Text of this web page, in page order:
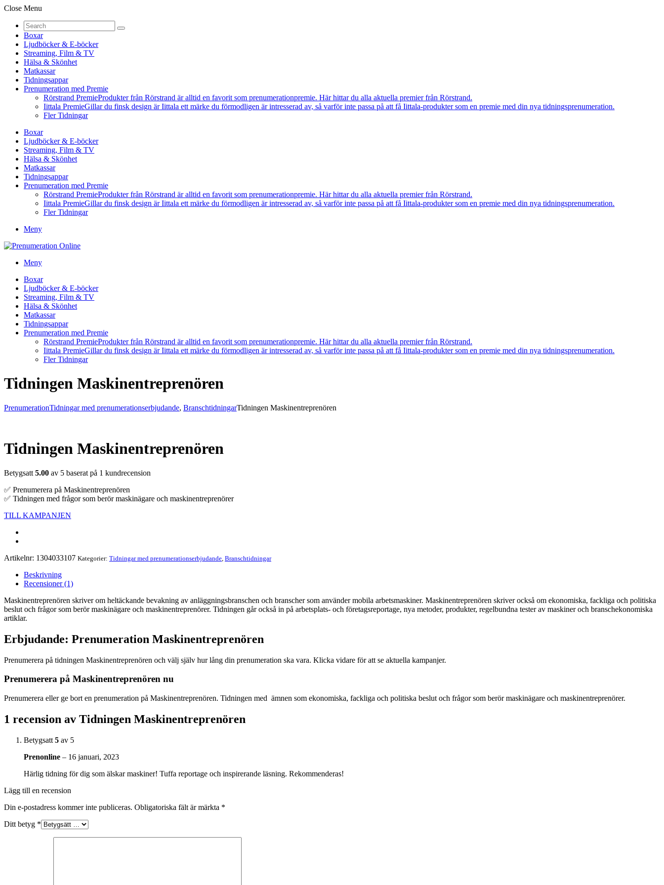
Close Menu
Boxar
Ljudböcker & E-böcker
Streaming, Film & TV
Hälsa & Skönhet
Matkassar
Tidningsappar
Prenumeration med Premie
Rörstrand PremieProdukter från Rörstrand är alltid en favorit som prenumerationpremie. Här hittar du alla aktuella premier från Rörstrand.
Iittala PremieGillar du finsk design är Iittala ett märke du förmodligen är intresserad av, så varför inte passa på att få Iittala-produkter som en premie med din nya tidningsprenumeration.
Fler Tidningar
Boxar
Ljudböcker & E-böcker
Streaming, Film & TV
Hälsa & Skönhet
Matkassar
Tidningsappar
Prenumeration med Premie
Rörstrand PremieProdukter från Rörstrand är alltid en favorit som prenumerationpremie. Här hittar du alla aktuella premier från Rörstrand.
Iittala PremieGillar du finsk design är Iittala ett märke du förmodligen är intresserad av, så varför inte passa på att få Iittala-produkter som en premie med din nya tidningsprenumeration.
Fler Tidningar
Meny
Meny
Boxar
Ljudböcker & E-böcker
Streaming, Film & TV
Hälsa & Skönhet
Matkassar
Tidningsappar
Prenumeration med Premie
Rörstrand PremieProdukter från Rörstrand är alltid en favorit som prenumerationpremie. Här hittar du alla aktuella premier från Rörstrand.
Iittala PremieGillar du finsk design är Iittala ett märke du förmodligen är intresserad av, så varför inte passa på att få Iittala-produkter som en premie med din nya tidningsprenumeration.
Fler Tidningar
Tidningen Maskinentreprenören
PrenumerationTidningar med prenumerationserbjudande, BranschtidningarTidningen Maskinentreprenören
Tidningen Maskinentreprenören
Betygsatt 5.00 av 5 baserat på 1 kundrecension
✅ Prenumerera på Maskinentreprenören
✅ Tidningen med frågor som berör maskinägare och maskinentreprenörer
TILL KAMPANJEN
Artikelnr: 1304033107 Kategorier: Tidningar med prenumerationserbjudande Branschtidningar
Beskrivning
Recensioner (1)
Maskinentreprenören skriver om heltäckande bevakning av anläggningsbranschen och branscher som använder mobila arbetsmaskiner. Maskinentreprenören skriver också om ekonomiska, fackliga och politiska
beslut och frågor som berör maskinägare och maskinentreprenörer. Tidningen går också in på arbetsplats- och företagsreportage, nya metoder, produkter, regelbundna tester av maskiner och branschekonomiska
artiklar.
Erbjudande: Prenumeration Maskinentreprenören
Prenumerera på tidningen Maskinentreprenören och välj själv hur lång din prenumeration ska vara. Klicka vidare för att se aktuella kampanjer.
Prenumerera på Maskinentreprenören nu
Prenumerera eller ge bort en prenumeration på Maskinentreprenören. Tidningen med ämnen som ekonomiska, fackliga och politiska beslut och frågor som berör maskinägare och maskinentreprenörer.
1 recension av Tidningen Maskinentreprenören
Betygsatt 5 av 5
Prenonline – 16 januari, 2023
Härlig tidning för dig som älskar maskiner! Tuffa reportage och inspirerande läsning. Rekommenderas!
Lägg till en recension
Din e-postadress kommer inte publiceras. Obligatoriska fält är märkta *
Ditt betyg *